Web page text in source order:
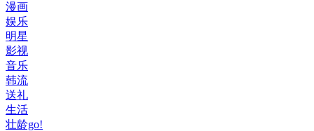
漫画
娱乐
明星
影视
音乐
韩流
送礼
生活
壮龄go!